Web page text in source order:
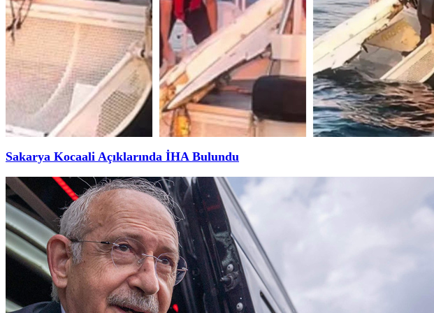
Sakarya Kocaali Açıklarında İHA Bulundu